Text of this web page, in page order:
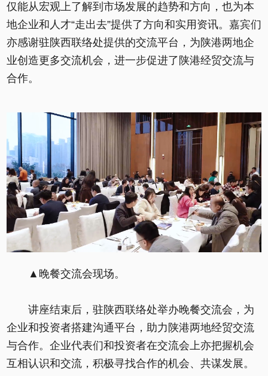
仅能从宏观上了解到市场发展的趋势和方向，也为本
地企业和人才“走出去”提供了方向和实用资讯。嘉宾们
亦感谢驻陕西联络处提供的交流平台，为陕港两地企
业创造更多交流机会，进一步促进了陕港经贸交流与
合作。
▲晚餐交流会现场。
讲座结束后，驻陕西联络处举办晚餐交流会，为
企业和投资者搭建沟通平台，助力陕港两地经贸交流
与合作。企业代表们和投资者在交流会上亦把握机会
互相认识和交流，积极寻找合作的机会、共谋发展。